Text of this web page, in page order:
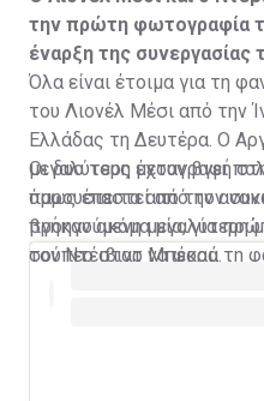
την πρώτη φωτογραφία
έναρξη της συνεργασίας
Όλα είναι έτοιμα για τη
του Λιονέλ Μέσι από την
Ελλάδας τη Δευτέρα. Ο
μεγαλύτερη μεταγραφή
παρουσιαστεί από τον
προηγούμενη
τον Ντέιβιντ Μπέκαμ.
Οι δυο τους έχουν βγει
όμως έπειτα από την
βγήκαν ακόμα μία, για
σούπερ σταρ να φορά τη